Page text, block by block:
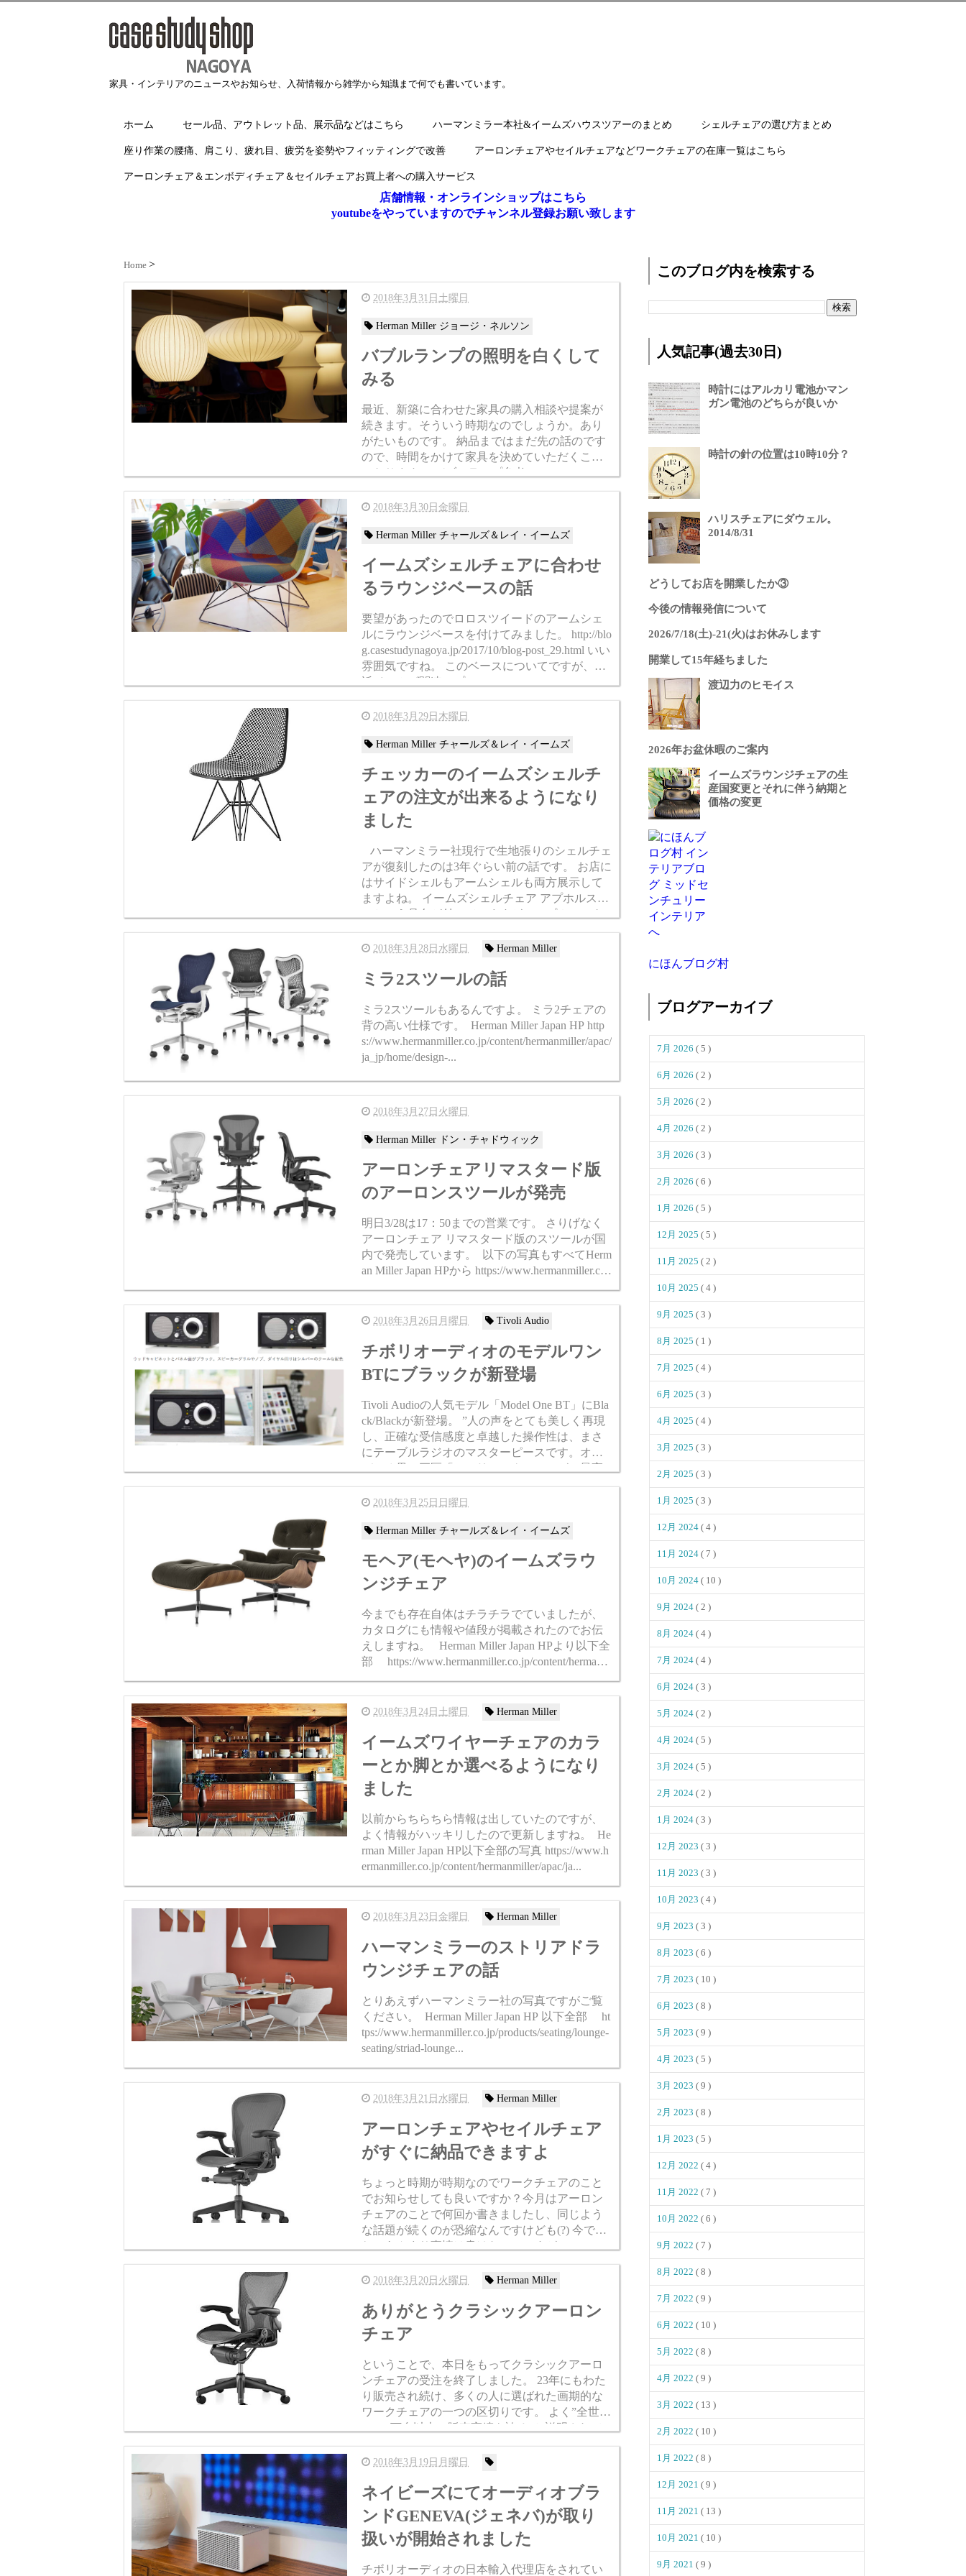
家具・インテリアのニュースやお知らせ、入荷情報から雑学から知識まで何でも書いています。
ホーム セール品、アウトレット品、展示品などはこちら ハーマンミラー本社&イームズハウスツアーのまとめ シェルチェアの選び方まとめ
座り作業の腰痛、肩こり、疲れ目、疲労を姿勢やフィッティングで改善 アーロンチェアやセイルチェアなどワークチェアの在庫一覧はこちら
アーロンチェア＆エンボディチェア＆セイルチェアお買上者への購入サービス
店舗情報・オンラインショップはこちら
youtubeをやっていますのでチャンネル登録お願い致します
Home
2018年3月31日土曜日
Herman Miller ジョージ・ネルソン
バブルランプの照明を白くして
みる
最近、新築に合わせた家具の購入相談や提案が
続きます。そういう時期なのでしょうか。あり
がたいものです。 納品まではまだ先の話のです
ので、時間をかけて家具を決めていただくこと
になります。 バブルランプ参考 http://royal-furnitu
re.co.jp/produ...
2018年3月30日金曜日
Herman Miller チャールズ＆レイ・イームズ
イームズシェルチェアに合わせ
るラウンジベースの話
要望があったのでロロスツイードのアームシェ
ルにラウンジベースを付けてみました。 http://blo
g.casestudynagoya.jp/2017/10/blog-post_29.html いい
雰囲気ですね。 このベースについてですが、最
近イームズ関連のプロ...
2018年3月29日木曜日
Herman Miller チャールズ＆レイ・イームズ
チェッカーのイームズシェルチ
ェアの注文が出来るようになり
ました
アが復刻したのは3年ぐらい前の話です。 お店に
はサイドシェルもアームシェルも両方展示して
ますよね。 イームズシェルチェア アプホルスタ
ーという品名が付いていますが、アプホルスタ
ーは”生地張り”的な意味です。 ...
2018年3月28日水曜日 Herman Miller
ミラ2スツールの話
ミラ2スツールもあるんですよ。 ミラ2チェアの
背の高い仕様です。 Herman Miller Japan HP http
s://www.hermanmiller.co.jp/content/hermanmiller/apac/
ja_jp/home/design-...
2018年3月27日火曜日
Herman Miller ドン・チャドウィック
アーロンチェアリマスタード版
のアーロンスツールが発売
明日3/28は17：50までの営業です。 さりげなく
アーロンチェア リマスタード版のスツールが国
内で発売しています。 以下の写真もすべてHerm
an Miller Japan HPから https://www.hermanmiller.co.j
2018年3月26日月曜日 Tivoli Audio
チボリオーディオのモデルワン
BTにブラックが新登場
Tivoli Audioの人気モデル「Model One BT」にBla
ck/Blackが新登場。 ”人の声をとても美しく再現
し、正確な受信感度と卓越した操作性は、まさ
にテーブルラジオのマスターピースです。オー
ディオ界の巨匠「ヘンリー・クロス」が、最高
の技術を注いだ伝...
2018年3月25日日曜日
Herman Miller チャールズ＆レイ・イームズ
モヘア(モヘヤ)のイームズラウ
ンジチェア
今までも存在自体はチラチラでていましたが、
カタログにも情報や値段が掲載されたのでお伝
えしますね。 Herman Miller Japan HPより以下全
部 https://www.hermanmiller.co.jp/content/hermanm
2018年3月24日土曜日 Herman Miller
イームズワイヤーチェアのカラ
ーとか脚とか選べるようになり
ました
以前からちらちら情報は出していたのですが、
よく情報がハッキリしたので更新しますね。 He
rman Miller Japan HP以下全部の写真 https://www.h
ermanmiller.co.jp/content/hermanmiller/apac/ja...
2018年3月23日金曜日 Herman Miller
ハーマンミラーのストリアドラ
ウンジチェアの話
とりあえずハーマンミラー社の写真ですがご覧
ください。 Herman Miller Japan HP 以下全部 ht
tps://www.hermanmiller.co.jp/products/seating/lounge-
seating/striad-lounge...
2018年3月21日水曜日 Herman Miller
アーロンチェアやセイルチェア
がすぐに納品できますよ
ちょっと時期が時期なのでワークチェアのこと
でお知らせしても良いですか？今月はアーロン
チェアのことで何回か書きましたし、同じよう
な話題が続くのが恐縮なんですけども(?) 今です
ね、あんまり事情は書けないのですが、ハーマ
ンミラー社の一部ワークチェアに在庫切れや納
期遅延などが起...
2018年3月20日火曜日 Herman Miller
ありがとうクラシックアーロン
チェア
ということで、本日をもってクラシックアーロ
ンチェアの受注を終了しました。 23年にもわた
り販売され続け、多くの人に選ばれた画期的な
ワークチェアの一つの区切りです。 よく”全世界
で700万台以上の販売実績を誇る”と説明されて
いるのですが、最新の実績では750万台以上なん
で...2018年3月19日月曜日
ネイビーズにてオーディオブラ
ンドGENEVA(ジェネバ)が取り
扱いが開始されました
チボリオーディオの日本輸入代理店をされてい
このブログ内を検索する
人気記事(過去30日)
時計にはアルカリ電池かマン
ガン電池のどちらが良いか
時計の針の位置は10時10分？
ハリスチェアにダウェル。
2014/8/31
どうしてお店を開業したか③
今後の情報発信について
2026/7/18(土)-21(火)はお休みします
開業して15年経ちました
渡辺力のヒモイス
2026年お盆休暇のご案内
イームズラウンジチェアの生
産国変更とそれに伴う納期と
価格の変更
にほんブログ村
ブログアーカイブ
7月 2026 ( 5 )
6月 2026 ( 2 )
5月 2026 ( 2 )
4月 2026 ( 2 )
3月 2026 ( 3 )
2月 2026 ( 6 )
1月 2026 ( 5 )
12月 2025 ( 5 )
11月 2025 ( 2 )
10月 2025 ( 4 )
9月 2025 ( 3 )
8月 2025 ( 1 )
7月 2025 ( 4 )
6月 2025 ( 3 )
4月 2025 ( 4 )
3月 2025 ( 3 )
2月 2025 ( 3 )
1月 2025 ( 3 )
12月 2024 ( 4 )
11月 2024 ( 7 )
10月 2024 ( 10 )
9月 2024 ( 2 )
8月 2024 ( 4 )
7月 2024 ( 4 )
6月 2024 ( 3 )
5月 2024 ( 2 )
4月 2024 ( 5 )
3月 2024 ( 5 )
2月 2024 ( 2 )
1月 2024 ( 3 )
12月 2023 ( 3 )
11月 2023 ( 3 )
10月 2023 ( 4 )
9月 2023 ( 3 )
8月 2023 ( 6 )
7月 2023 ( 10 )
6月 2023 ( 8 )
5月 2023 ( 9 )
4月 2023 ( 5 )
3月 2023 ( 9 )
2月 2023 ( 8 )
1月 2023 ( 5 )
12月 2022 ( 4 )
11月 2022 ( 7 )
10月 2022 ( 6 )
9月 2022 ( 7 )
8月 2022 ( 8 )
7月 2022 ( 9 )
6月 2022 ( 10 )
5月 2022 ( 8 )
4月 2022 ( 9 )
3月 2022 ( 13 )
2月 2022 ( 10 )
1月 2022 ( 8 )
12月 2021 ( 9 )
11月 2021 ( 13 )
10月 2021 ( 10 )
9月 2021 ( 9 )